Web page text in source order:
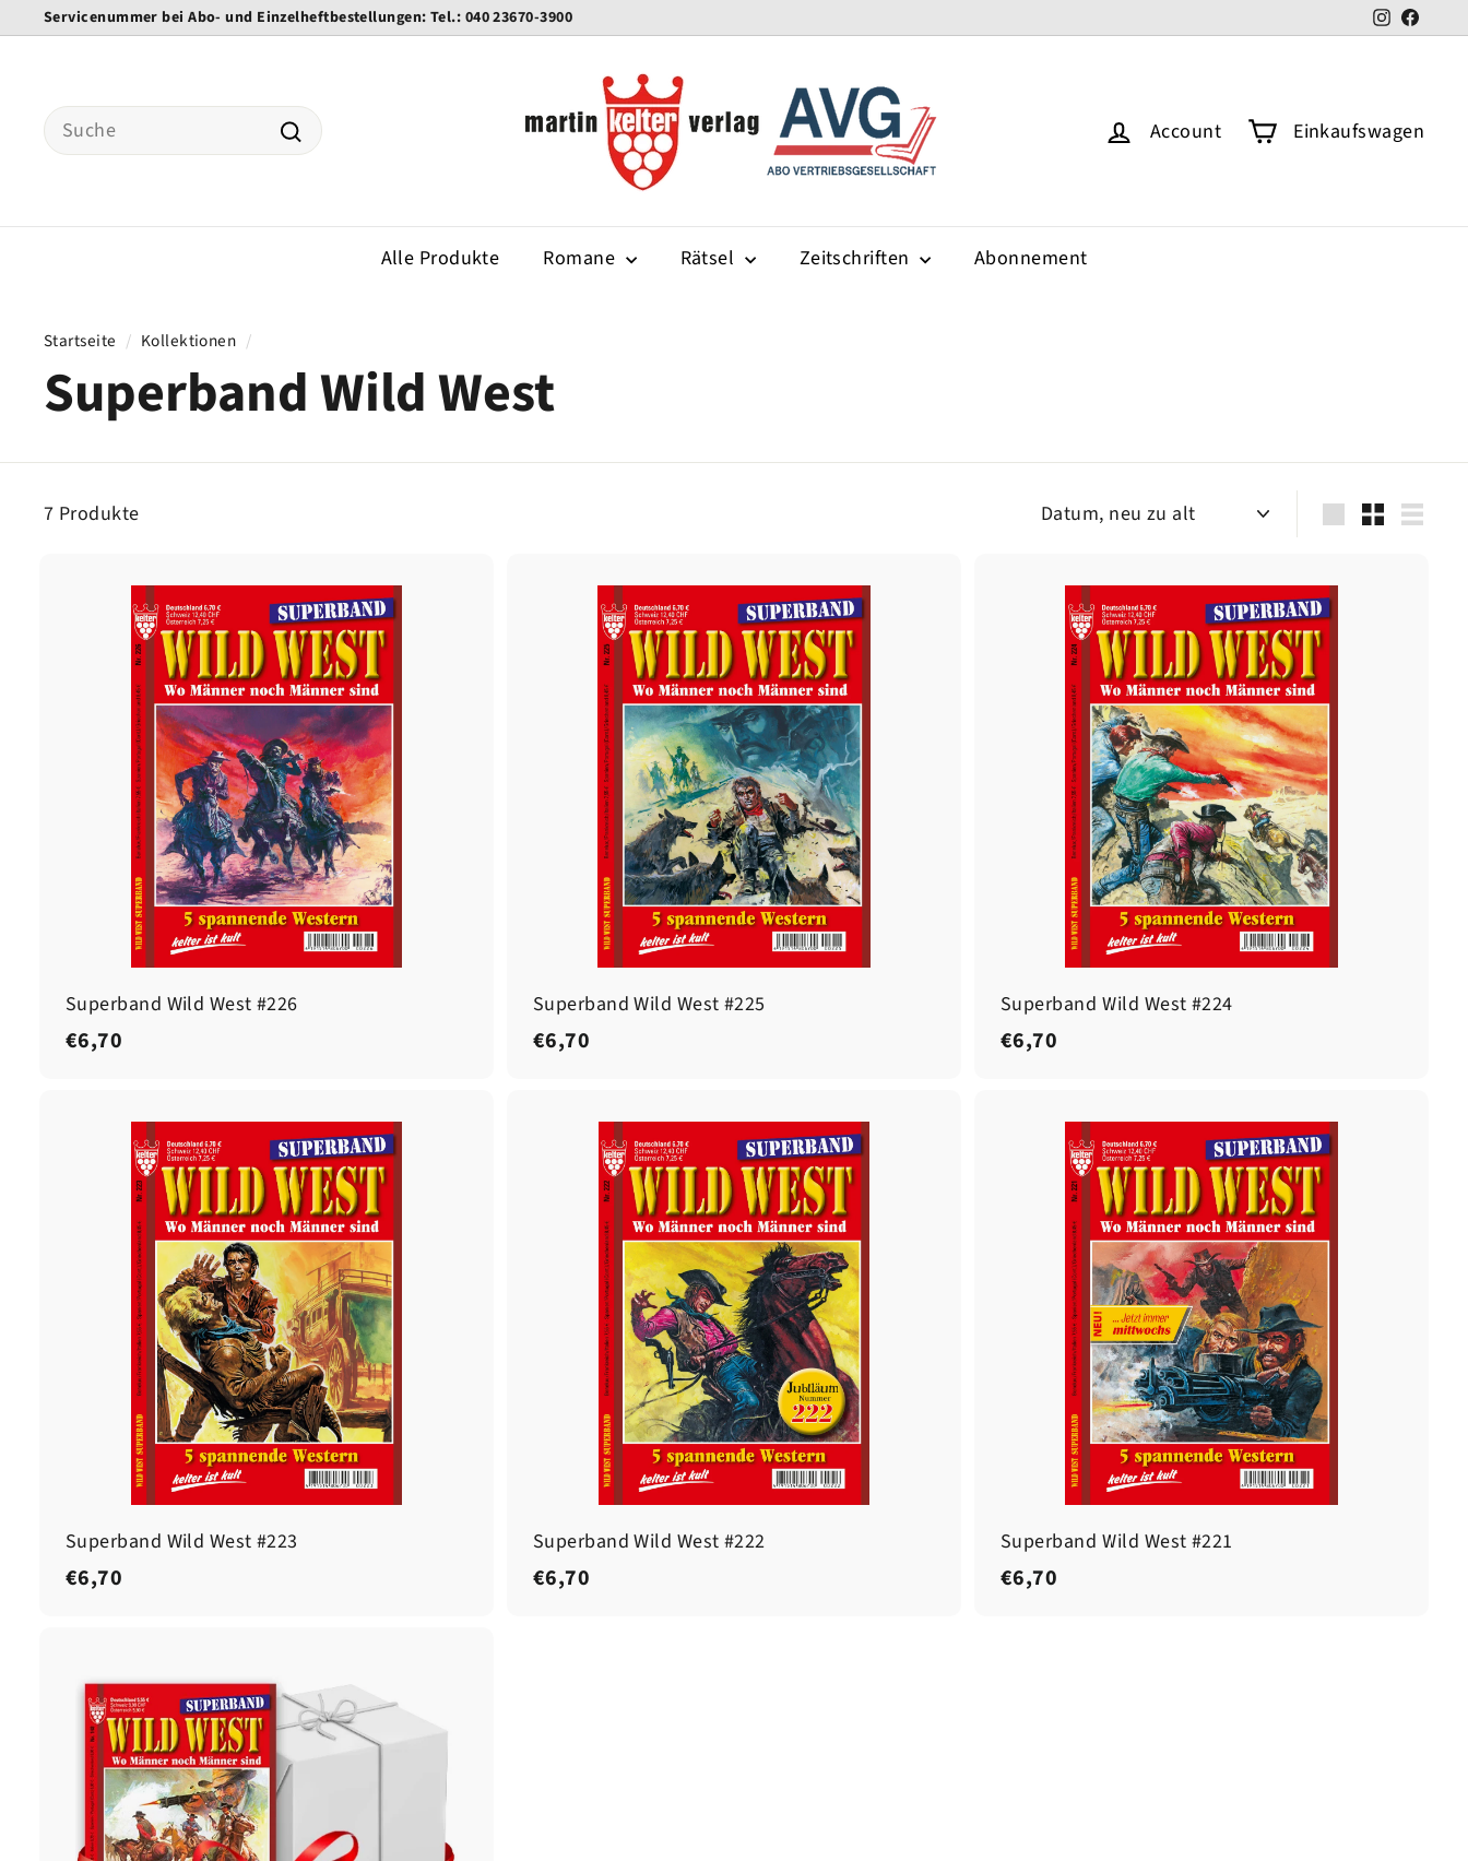
Direkt
zum
Servicenummer bei Abo- und Einzelheftbestellungen: Tel.: 040 23670-3900 Instagram
Search
Suche
l
-
v
Account Einkaufswagen
Alle Produkte Romane Rätsel Zeitschriften Abonnement
Startseite / Kollektionen /
Superband Wild West
7 Produkte Sortieren
Superband Wild West #226
€6,70
7
Superband Wild West #225
€6,70
7
Superband Wild West #224
€6,70
7
Superband Wild West #223
€6,70
7
0
Superband Wild West #222
€6,70
Superband Wild West #221
€6,70